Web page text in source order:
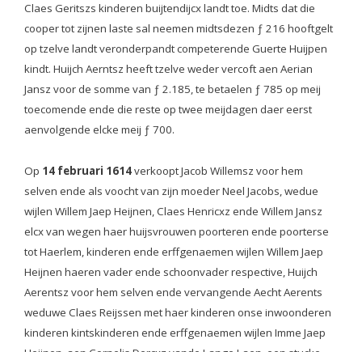
Claes Geritszs kinderen buijtendijcx landt toe. Midts dat die
cooper tot zijnen laste sal neemen midtsdezen ƒ 216 hooftgelt
op tzelve landt veronderpandt competerende Guerte Huijpen
kindt. Huijch Aerntsz heeft tzelve weder vercoft aen Aerian
Jansz voor de somme van ƒ 2.185, te betaelen ƒ 785 op meij
toecomende ende die reste op twee meijdagen daer eerst
aenvolgende elcke meij ƒ 700.
Op 14 februari 1614verkoopt Jacob Willemsz voor hem
selven ende als voocht van zijn moeder Neel Jacobs, wedue
wijlen Willem Jaep Heijnen, Claes Henricxz ende Willem Jansz
elcx van wegen haer huijsvrouwen poorteren ende poorterse
tot Haerlem, kinderen ende erffgenaemen wijlen Willem Jaep
Heijnen haeren vader ende schoonvader respective, Huijch
Aerentsz voor hem selven ende vervangende Aecht Aerents
weduwe Claes Reijssen met haer kinderen onse inwoonderen
kinderen kintskinderen ende erffgenaemen wijlen Imme Jaep